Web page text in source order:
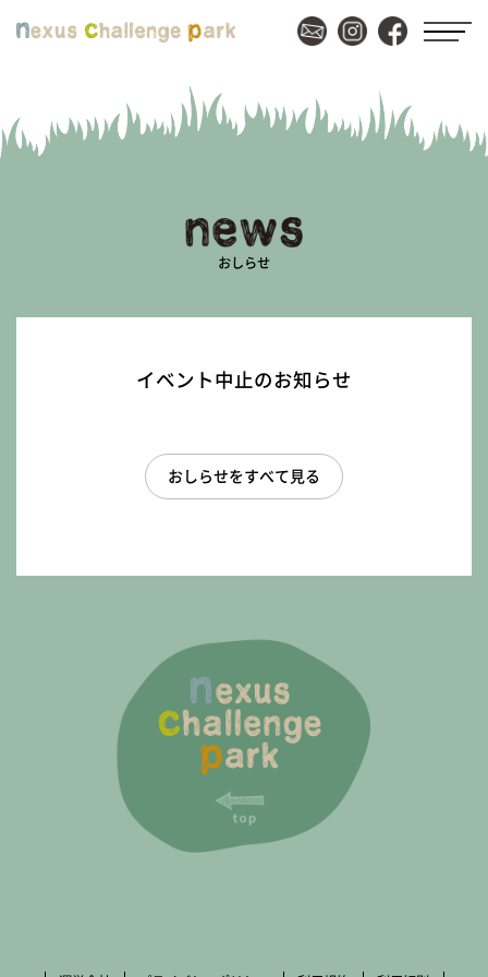
おしらせ
イベント中止のお知らせ
おしらせをすべて見る